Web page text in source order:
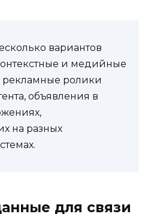
вариантов
и медийные
рекламные ролики
объявления в
на разных
для связи